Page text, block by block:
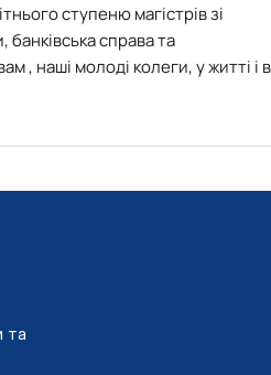
ступеню магістрів зі
банківська справа та
, наші молоді колеги, у житті і в
та